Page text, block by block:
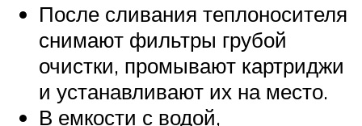
После сливания теплоносителя
снимают фильтры грубой
очистки, промывают картриджи
и устанавливают их на место.
В емкости с водой,